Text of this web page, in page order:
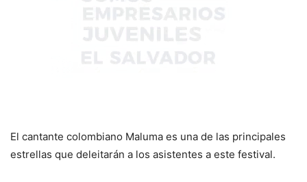
El cantante colombiano Maluma es una de las principales
estrellas que deleitarán a los asistentes a este festival.